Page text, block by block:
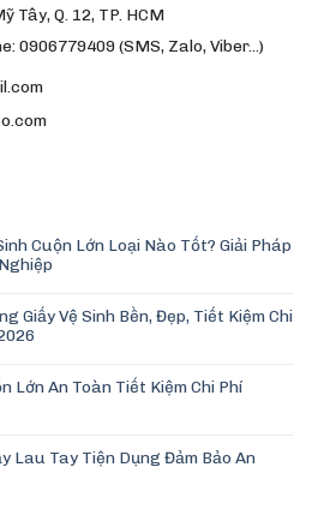
Tây, Q. 12, TP. HCM
0906779409 (SMS, Zalo, Viber…)
Cuộn Lớn Loại Nào Tốt? Giải Pháp
Giấy Vệ Sinh Bền, Đẹp, Tiết Kiệm Chi
Lớn An Toàn Tiết Kiệm Chi Phí
Lau Tay Tiện Dụng Đảm Bảo An